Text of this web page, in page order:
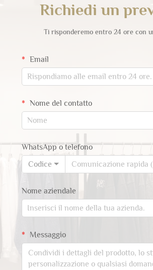
Richiedi un
Ti risponderemo entro 24 ore con
Email
Nome del contatto
WhatsApp o telefono
Codice
Nome aziendale
Messaggio